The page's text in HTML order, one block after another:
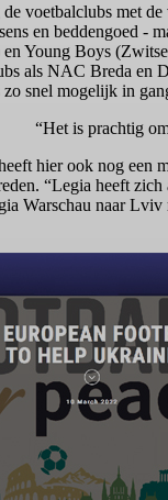
voetbalclubs met
en beddengoed -
Young Boys
als NAC Breda en
snel mogelijk in
“Het is prachtig
hier ook nog een
“Legia heeft
Warschau naar